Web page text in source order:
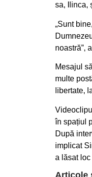
sa, Ilinca,
„Sunt
noastră”,
Mesajul
multe
libertate,
în spațiul
După
implicat
a lăsat
Articole